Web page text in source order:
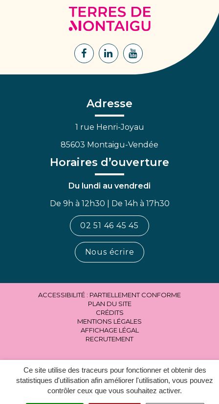
Ce site utilise des traceurs pour fonctionner et obtenir des
statistiques d'utilisation afin améliorer l'utilisation, vous pouvez
contrôler ceux que vous souhaitez activer.
Terres
de
Montaigu
Lien
Facebook
Lien
Lien
Adresse
1 rue Henri-Joyau
85603 Montaigu-Vendée
Horaires d’ouverture
Du lundi au vendredi
De 9h à 12h30 | De 14h à 17h30
02 51 46 45 45
Nous écrire
ACCESSIBILITÉ : PARTIELLEMENT CONFORME
PLAN DU SITE
CRÉDITS
MENTIONS LÉGALES
AFFICHAGE LÉGAL
RECRUTEMENT